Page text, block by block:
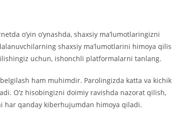
o’yin o’ynashda, shaxsiy ma’lumotlaringizni
shaxsiy ma’lumotlarini himoya
uchun, ishonchli platformalarni tanlang.
ham muhimdir. Parolingizda katta va kichik
O’z hisobingizni doimiy ravishda nazorat qilish,
har qanday kiberhujumdan himoya qiladi.